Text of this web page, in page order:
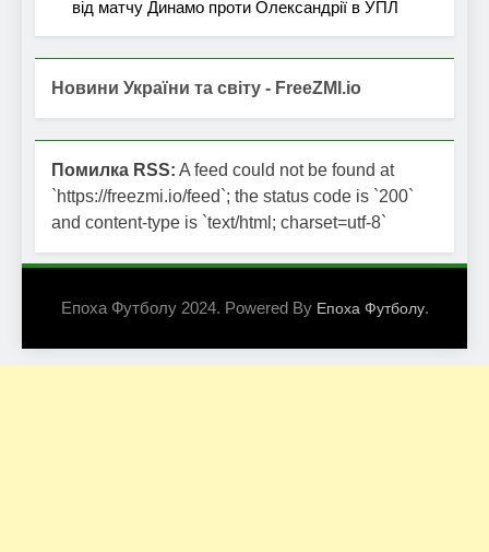
від матчу Динамо проти Олександрії в УПЛ
Новини України та світу - FreeZMI.io
Помилка RSS: A feed could not be found at
`https://freezmi.io/feed`; the status code is `200`
and content-type is `text/html; charset=utf-8`
Епоха Футболу 2024. Powered By Епоха Футболу.